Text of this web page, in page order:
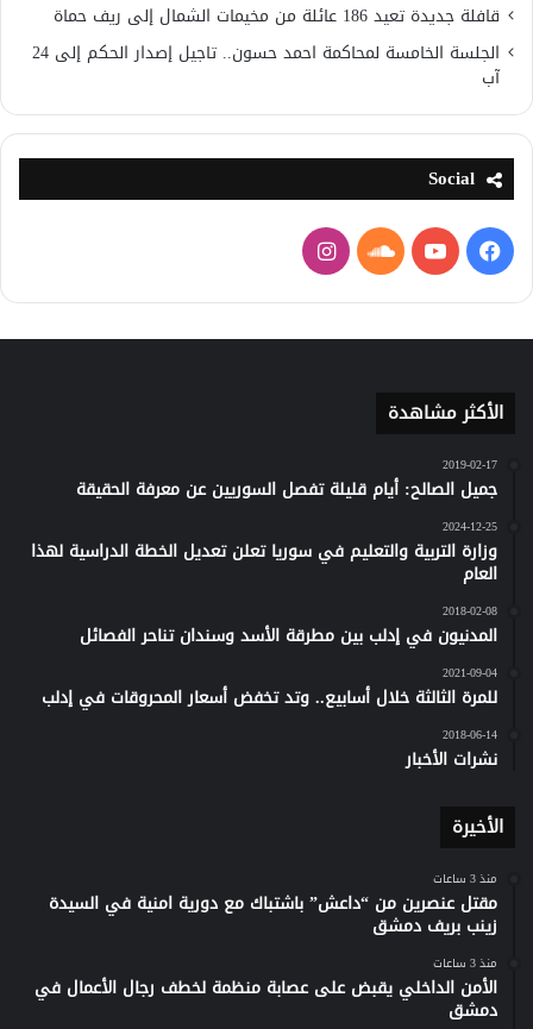
قافلة جديدة تعيد 186 عائلة من مخيمات الشمال إلى ريف حماة
الجلسة الخامسة لمحاكمة احمد حسون.. تاجيل إصدار الحكم إلى 24
آب
Social
فيسبوكيوتيوبساوند
كلاود
انستقرام
الأكثر مشاهدة
2019-02-17
جميل الصالح: أيام قليلة تفصل السوريين عن معرفة الحقيقة
2024-12-25
وزارة التربية والتعليم في سوريا تعلن تعديل الخطة الدراسية لهذا
العام
2018-02-08
المدنيون في إدلب بين مطرقة الأسد وسندان تناحر الفصائل
2021-09-04
للمرة الثالثة خلال أسابيع.. وتد تخفض أسعار المحروقات في إدلب
2018-06-14
نشرات الأخبار
الأخيرة
منذ 3 ساعات
مقتل عنصرين من “داعش” باشتباك مع دورية امنية في السيدة
زينب بريف دمشق
منذ 3 ساعات
الأمن الداخلي يقبض على عصابة منظمة لخطف رجال الأعمال في
دمشق